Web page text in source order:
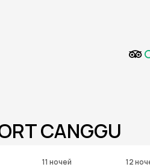
CANGGU
11 ночей 12